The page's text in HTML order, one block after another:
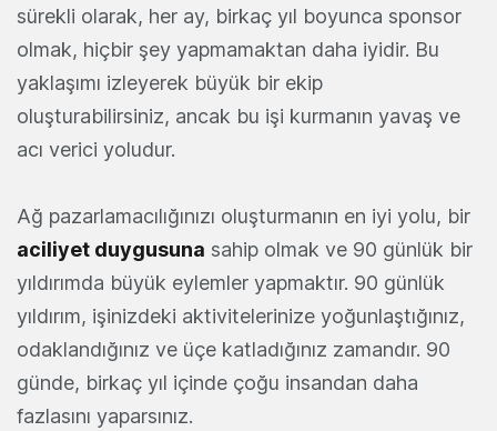
sürekli olarak, her ay, birkaç yıl boyunca sponsor
olmak, hiçbir şey yapmamaktan daha iyidir. Bu
yaklaşımı izleyerek büyük bir ekip
oluşturabilirsiniz, ancak bu işi kurmanın yavaş ve
acı verici yoludur.
Ağ pazarlamacılığınızı oluşturmanın en iyi yolu, bir
aciliyet duygusuna sahip olmak ve 90 günlük bir
yıldırımda büyük eylemler yapmaktır. 90 günlük
yıldırım, işinizdeki aktivitelerinize yoğunlaştığınız,
odaklandığınız ve üçe katladığınız zamandır. 90
günde, birkaç yıl içinde çoğu insandan daha
fazlasını yaparsınız.